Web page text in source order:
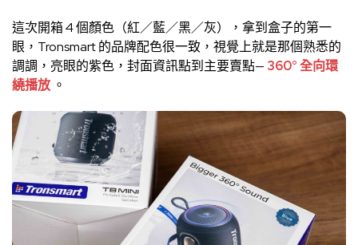
這次開箱 4 個顏色（紅／藍／黑／灰），拿到盒子的第一
眼，Tronsmart 的品牌配色很一致，視覺上就是那個熟悉的
調調，亮眼的紫色，封面資訊點到主要賣點— 360° 全向環
繞播放 。